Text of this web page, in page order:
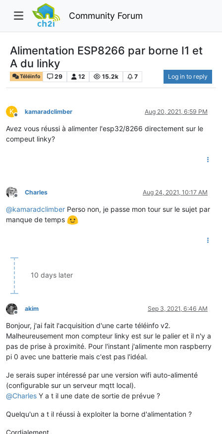
Community Forum
Alimentation ESP8266 par borne I1 et
A du linky
Téléinfo 29 12 15.2k 7 Log in to reply
K
Offline
kamaradclimber Aug 20, 2021, 6:59 PM
Avez vous réussi à alimenter l'esp32/8266 directement sur le
compeut linky?
Offline
Charles Aug 24, 2021, 10:17 AM
@kamaradclimber Perso non, je passe mon tour sur le sujet par
manque de temps
10 days later
Offline
akim Sep 3, 2021, 6:46 AM
Bonjour, j'ai fait l'acquisition d'une carte téléinfo v2.
Malheureusement mon compteur linky est sur le palier et il n'y a
pas de prise à proximité. Pour l'instant j'alimente mon raspberry
pi 0 avec une batterie mais c'est pas l'idéal.
Je serais super intéressé par une version wifi auto-alimenté
(configurable sur un serveur mqtt local).
@Charles Y a t il une date de sortie de prévue ?
Quelqu'un a t il réussi à exploiter la borne d'alimentation ?